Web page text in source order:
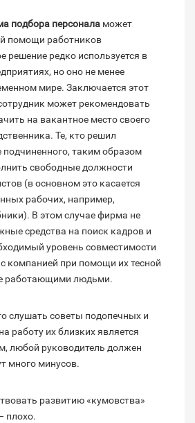
подбора персонала может
помощи работников
решение редко используется в
но оно не менее
мире. Заключается этот
может рекомендовать
на вакантное место своего
Те, кто решил
таким образом
свободные должности
(в основном это касается
рабочих, например,
В этом случае фирма не
средства на поиск кадров и
уровень совместимости
компанией при помощи их тесной
работающими людьми.
слушать советы подопечных и
работу их близких является
любой руководитель должен
много минусов.
развитию «кумовства»
плохо.